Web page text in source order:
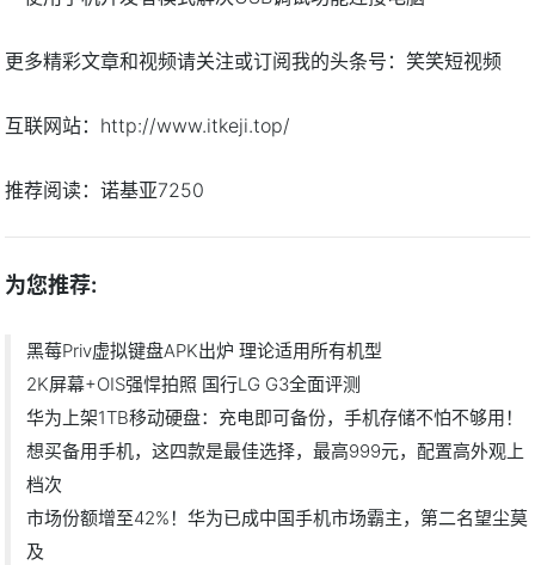
更多精彩文章和视频请关注或订阅我的头条号：笑笑短视频
互联网站：http://www.itkeji.top/
推荐阅读：诺基亚7250
为您推荐:
黑莓Priv虚拟键盘APK出炉 理论适用所有机型
2K屏幕+OIS强悍拍照 国行LG G3全面评测
华为上架1TB移动硬盘：充电即可备份，手机存储不怕不够用！
想买备用手机，这四款是最佳选择，最高999元，配置高外观上
档次
市场份额增至42%！华为已成中国手机市场霸主，第二名望尘莫
及